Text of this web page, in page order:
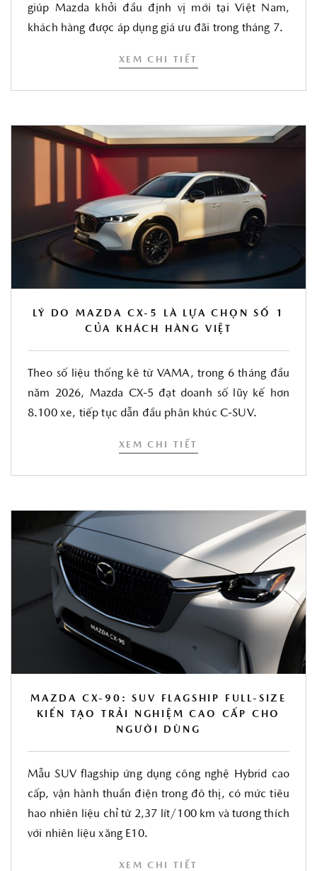
giúp Mazda khởi đầu định vị mới tại Việt Nam,
khách hàng được áp dụng giá ưu đãi trong tháng 7.
XEM CHI TIẾT
LÝ DO MAZDA CX-5 LÀ LỰA CHỌN SỐ 1
CỦA KHÁCH HÀNG VIỆT
Theo số liệu thống kê từ VAMA, trong 6 tháng đầu
năm 2026, Mazda CX-5 đạt doanh số lũy kế hơn
8.100 xe, tiếp tục dẫn đầu phân khúc C-SUV.
XEM CHI TIẾT
MAZDA CX-90: SUV FLAGSHIP FULL-SIZE
KIẾN TẠO TRẢI NGHIỆM CAO CẤP CHO
NGƯỜI DÙNG
Mẫu SUV flagship ứng dụng công nghệ Hybrid cao
cấp, vận hành thuần điện trong đô thị, có mức tiêu
hao nhiên liệu chỉ từ 2,37 lít/100 km và tương thích
với nhiên liệu xăng E10.
XEM CHI TIẾT